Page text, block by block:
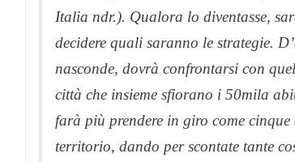
Italia ndr.). Qualora lo diventasse,
decidere quali saranno le strategie.
nasconde, dovrà confrontarsi con
città che insieme sfiorano i 50mila
farà più prendere in giro come
territorio, dando per scontate tante